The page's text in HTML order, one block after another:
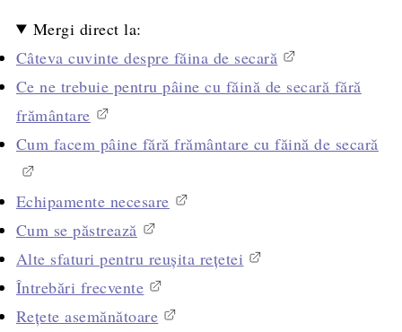
Mergi direct la:
Câteva cuvinte despre făina de secară
Ce ne trebuie pentru pâine cu făină de secară fără
frământare
Cum facem pâine fără frământare cu făină de secară
Echipamente necesare
Cum se păstrează
Alte sfaturi pentru reușita rețetei
Întrebări frecvente
Rețete asemănătoare